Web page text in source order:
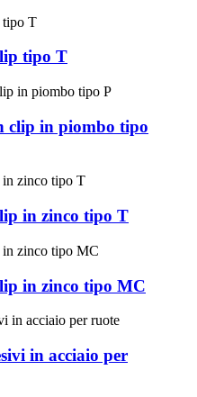
tipo T
clip in piombo tipo
in zinco tipo T
in zinco tipo MC
in ​​acciaio per